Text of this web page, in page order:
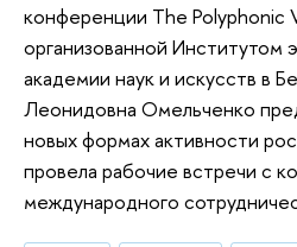
конференции The Polyphonic
организованной Институтом
академии наук и искусств в
Леонидовна Омельченко
новых формах активности
провела рабочие встречи с
международного